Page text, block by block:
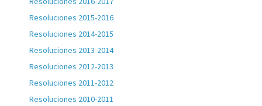
Resoluciones 2015-2016
Resoluciones 2014-2015
Resoluciones 2013-2014
Resoluciones 2012-2013
Resoluciones 2011-2012
Resoluciones 2010-2011